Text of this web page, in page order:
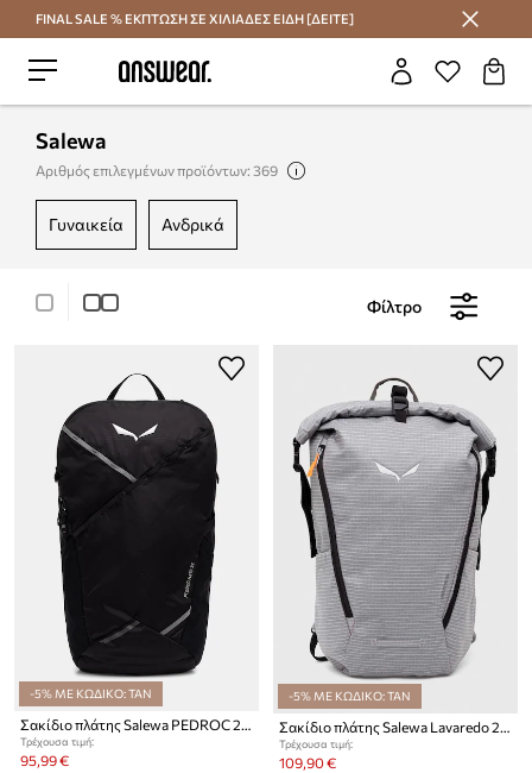
Εξοικονομήστε με το Answear Club
FINAL SALE % ΕΚΠΤΩΣΗ ΣΕ ΧΙΛΙΑΔΕΣ ΕΙΔΗ [ΔΕΙΤΕ]
Salewa
Αριθμός επιλεγμένων προϊόντων: 369
γυναικεία ανδρικά
Φίλτρο
-5% ΜΕ ΚΩΔΙΚΟ: TAN
Σακίδιο πλάτης Salewa PEDROC 22
Τρέχουσα τιμή:
95,99 €
-5% ΜΕ ΚΩΔΙΚΟ: TAN
Τρέχουσα τιμή:
109,90 €